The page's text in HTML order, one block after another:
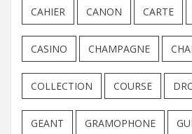
CAHIER CANON CARTE
CASINO CHAMPAGNE
COLLECTION COURSE
GEANT GRAMOPHONE